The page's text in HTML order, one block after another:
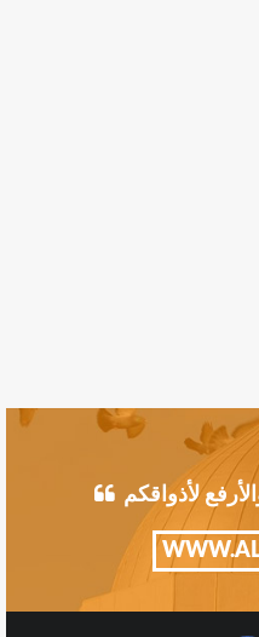
لأذواقكم